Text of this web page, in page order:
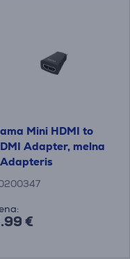
Mini HDMI to
Adapter, melna
€